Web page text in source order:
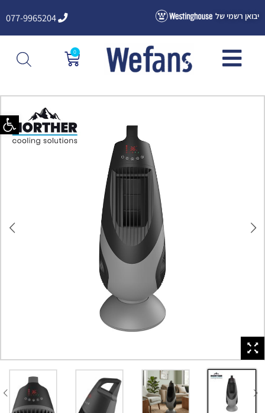
פתח
לתוכן
יבואן רשמי של 077-9965204
0
עגלת